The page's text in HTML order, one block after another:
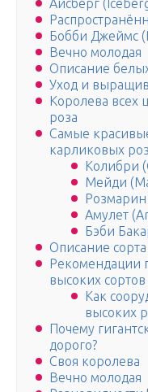
Айсберг
Бобби Джеймс
Вечно молодая
Описание
Уход и
Королева всех
роза
Самые
карликовых роз
Колибри
Мейди
Розмарин
Амулет
Бэби
Описание
Рекомендации
высоких сортов
Как
высоких
Почему
дорого?
Своя королева
Вечно молодая